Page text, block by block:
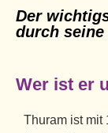
Der
durch
Wer ist er
Thuram ist mit